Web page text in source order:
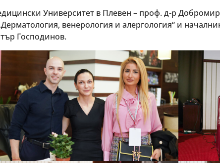
Университет в Плевен – проф. д-р
венерология и алергология“ и
Господинов.